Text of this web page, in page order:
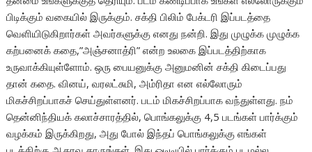
பிடிக்கும் வகையில் இருக்கும். சக்தி பிலிம் பேக்டரி இப்படத்தை
வெளியிடுகிறார்கள் அவர்களுக்கு எனது நன்றி. இது முழுக்க முழுக்க
கற்பனைக் கதை,”அஞ்சனாத்ரி” என்ற உலகை இப்படத்திற்காக
உருவாக்கியுள்ளோம். ஒரு பையனுக்கு அனுமனின் சக்தி கிடைப்பது
தான் கதை. வினய், வரலட்சுமி, அம்ரிதா என எல்லோரும்
மிகச்சிறப்பாகச் செய்துள்ளனர். படம் மிகச்சிறப்பாக வந்துள்ளது. நம்
தென்னிந்தியக் கலாச்சாரத்தில், பொங்கலுக்கு 4,5 படங்கள் பார்க்கும்
வழக்கம் இருக்கிறது, அது போல் இந்தப் பொங்கலுக்கு எங்கள்